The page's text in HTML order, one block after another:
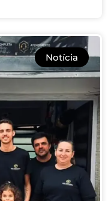
Notícia